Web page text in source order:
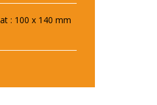
: 100 x 140 mm